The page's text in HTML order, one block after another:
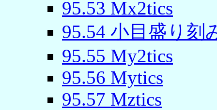
95.53 Mx2tics
95.54 小目盛り刻
95.55 My2tics
95.56 Mytics
95.57 Mztics